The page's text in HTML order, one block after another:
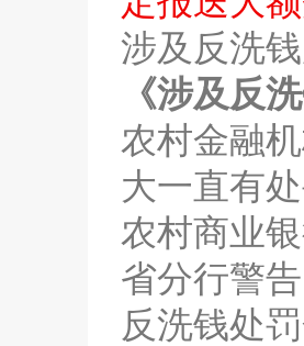
涉及 反洗钱
《涉及反
农村金融
大一直有
农村商业
省分行警
反洗钱处